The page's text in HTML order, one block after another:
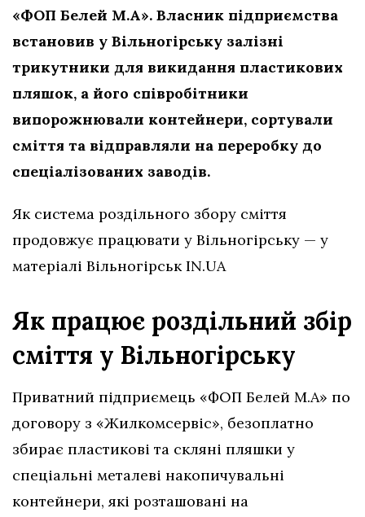
«ФОП Белей М.А». Власник підприємства
встановив у Вільногірську залізні
трикутники для викидання пластикових
пляшок, а його співробітники
випорожнювали контейнери, сортували
сміття та відправляли на переробку до
спеціалізованих заводів.
Як система роздільного збору сміття
продовжує працювати у Вільногірську — у
матеріалі Вільногірськ IN.UA
Як працює роздільний збір
сміття у Вільногірську
Приватний підприємець «ФОП Белей М.А» по
договору з «Жилкомсервіс», безоплатно
збирає пластикові та скляні пляшки у
спеціальні металеві накопичувальні
контейнери, які розташовані на